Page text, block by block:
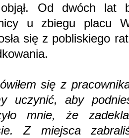
Od dwóch lat
u zbiegu placu
się z pobliskiego
się z
uczynić, aby
mnie, że
Z miejsca